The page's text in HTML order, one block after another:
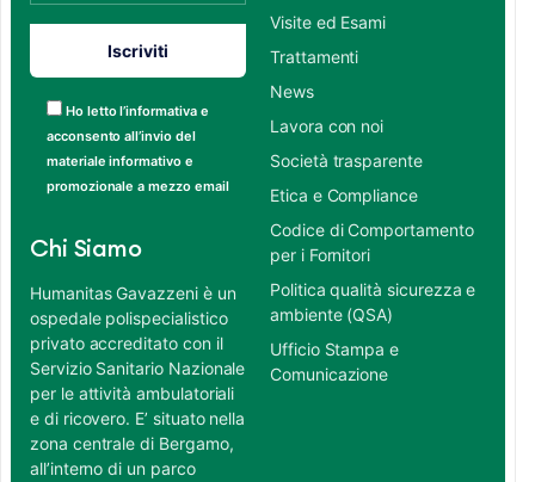
Ho letto l’informativa e
acconsento all’invio del
materiale informativo e
promozionale a mezzo email
Chi Siamo
Humanitas Gavazzeni è un
ospedale polispecialistico
privato accreditato con il
Servizio Sanitario Nazionale
per le attività ambulatoriali
e di ricovero. E’ situato nella
zona centrale di Bergamo,
all’interno di un parco
Visite ed Esami
Trattamenti
News
Lavora con noi
Società trasparente
Etica e Compliance
Codice di Comportamento
per i Fornitori
Politica qualità sicurezza e
ambiente (QSA)
Ufficio Stampa e
Comunicazione